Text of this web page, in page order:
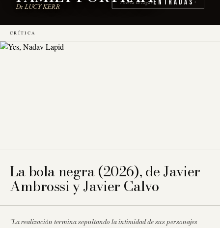
De LUCY KERR
reserva tu lugarEntradas ›
CRÍTICA
La bola negra (2026), de Javier
Ambrossi y Javier Calvo
"La realización termina sepultando la intimidad de sus personajes